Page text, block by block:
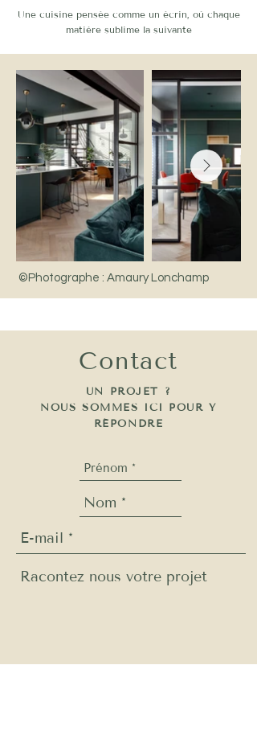
Une cuisine pensée comme un écrin, où chaque
matière sublime la suivante
©Photographe : Amaury Lonchamp
Contact
UN PROJET ?
NOUS SOMMES ICI POUR Y
RÉPONDRE